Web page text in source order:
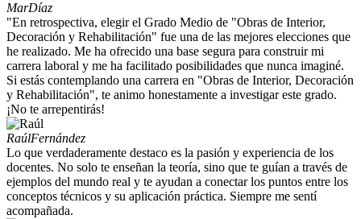
MarDíaz
"En retrospectiva, elegir el Grado Medio de "Obras de Interior,
Decoración y Rehabilitación" fue una de las mejores elecciones que
he realizado. Me ha ofrecido una base segura para construir mi
carrera laboral y me ha facilitado posibilidades que nunca imaginé.
Si estás contemplando una carrera en "Obras de Interior, Decoración
y Rehabilitación", te animo honestamente a investigar este grado.
¡No te arrepentirás!
RaúlFernández
Lo que verdaderamente destaco es la pasión y experiencia de los
docentes. No solo te enseñan la teoría, sino que te guían a través de
ejemplos del mundo real y te ayudan a conectar los puntos entre los
conceptos técnicos y su aplicación práctica. Siempre me sentí
acompañada.